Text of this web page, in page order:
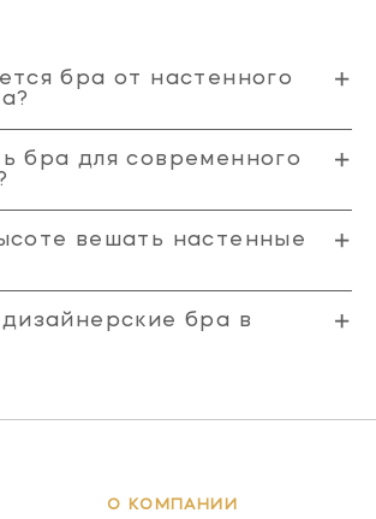
бра от настенного
бра для современного
вешать настенные
дизайнерские бра в
О КОМПАНИИ